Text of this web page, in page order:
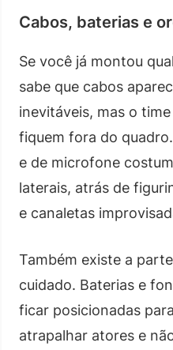
Cabos, baterias e
Se você já montou
sabe que cabos
inevitáveis, mas o
fiquem fora do
e de microfone
laterais, atrás de
e canaletas
Também existe a
cuidado. Baterias e
ficar posicionadas
atrapalhar atores e